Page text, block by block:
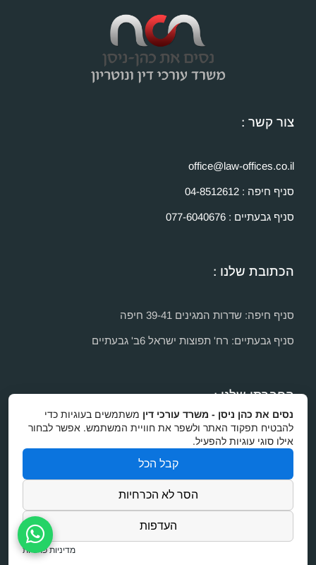
צור קשר :
office@law-offices.co.il
סניף חיפה : 04-8512612
סניף גבעתיים : 077-6040676
הכתובת שלנו :
סניף חיפה: שדרות המגינים 39-41 חיפה
סניף גבעתיים: רח' תפוצות ישראל 6ב' גבעתיים
החברתי שלנו :
Dreamzone בניית אתרים
נסים את כהן-ניסןמשרד עורכי דין בחיפה
נסים את כהן ניסן - משרד עורכי דין משתמשים בעוגיות כדי
להבטיח תפקוד האתר ולשפר את חוויית המשתמש. אפשר לבחור
אילו סוגי עוגיות להפעיל.
קבל הכל
הסר לא הכרחיות
העדפות
מדיניות פרטיות